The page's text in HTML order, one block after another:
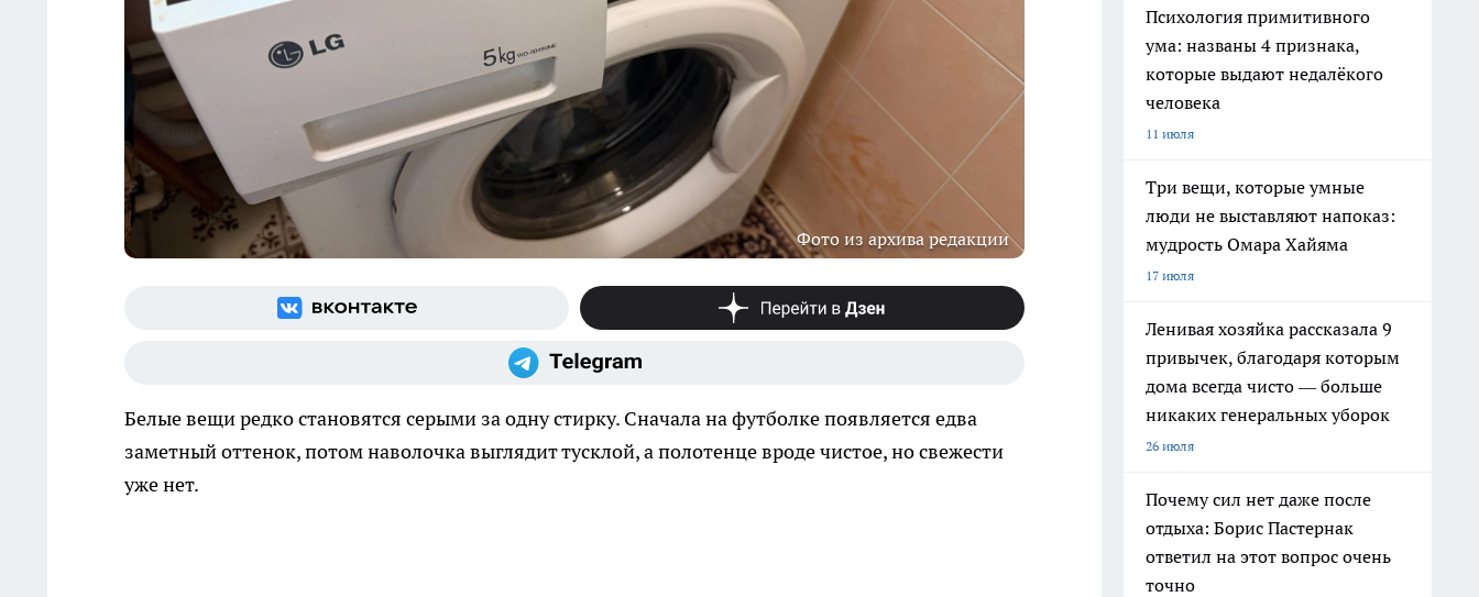
Фото из архива редакции
Белые вещи редко становятся серыми за одну стирку. Сначала на футболке появляется едва
заметный оттенок, потом наволочка выглядит тусклой, а полотенце вроде чистое, но свежести
уже нет.
Психология примитивного
ума: названы 4 признака,
которые выдают недалёкого
человека
11 июля
Три вещи, которые умные
люди не выставляют напоказ:
мудрость Омара Хайяма
17 июля
Ленивая хозяйка рассказала 9
привычек, благодаря которым
дома всегда чисто — больше
никаких генеральных уборок
26 июля
Почему сил нет даже после
отдыха: Борис Пастернак
ответил на этот вопрос очень
точно